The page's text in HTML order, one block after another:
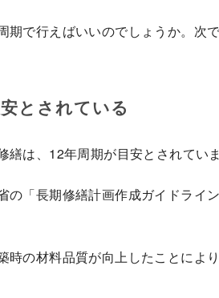
期で行えばいいのでしょうか。次
とされている
繕は、12年周期が目安とされていま
の「長期修繕計画作成ガイドライ
時の材料品質が向上したことによ